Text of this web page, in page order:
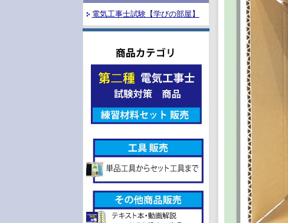
電気工事士試験【学びの部屋】